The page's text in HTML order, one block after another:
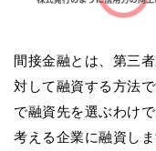
間接金融とは、第三
対して融資する方法
で融資先を選ぶわけ
考える企業に融資しま